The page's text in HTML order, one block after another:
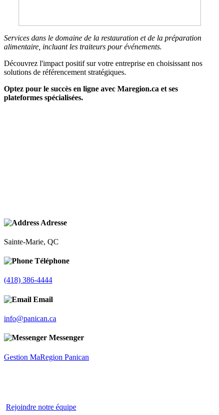
Services dans le domaine de la restauration et de la préparation
alimentaire, incluant les traiteurs pour événements.
Découvrez l'impact positif sur votre entreprise en choisissant nos
solutions de référencement stratégiques.
Optez pour le succès en ligne avec Maregion.ca et ses
plateformes spécialisées.
Adresse
Sainte-Marie, QC
Téléphone
(418) 386-4444
Email
info@panican.ca
Messenger
Gestion MaRegion Panican
Rejoindre notre équipe